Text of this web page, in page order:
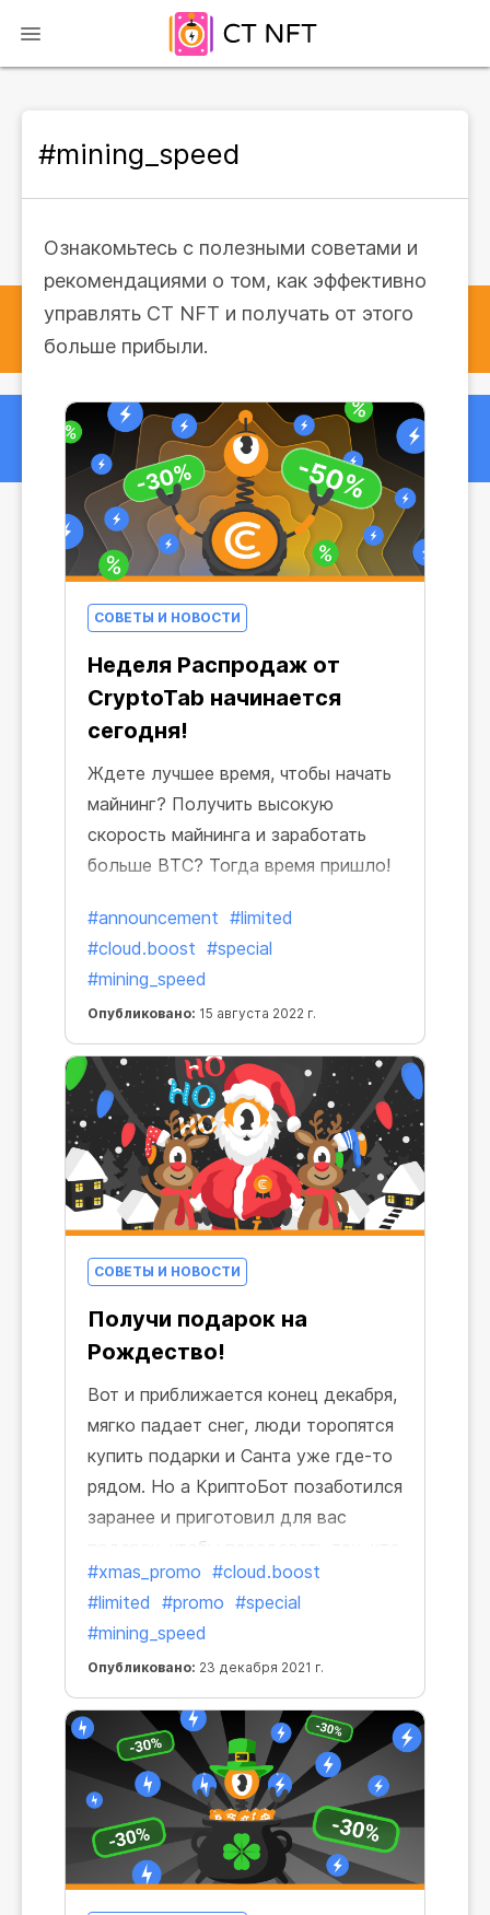
#mining_speed
Ознакомьтесь с полезными советами и
рекомендациями о том, как эффективно
управлять CT NFT и получать от этого
больше прибыли.
СОВЕТЫ И НОВОСТИ
Неделя Распродаж от
CryptoTab начинается
сегодня!
Ждете лучшее время, чтобы начать
майнинг? Получить высокую
скорость майнинга и заработать
больше BTC? Тогда время пришло!
#announcement #limited
#cloud.boost #special
#mining_speed
Опубликовано: 15 августа 2022 г.
СОВЕТЫ И НОВОСТИ
Получи подарок на
Рождество!
Вот и приближается конец декабря,
мягко падает снег, люди торопятся
купить подарки и Санта уже где-то
рядом. Но а КриптоБот позаботился
заранее и приготовил для вас
подарок, чтобы порадовать тех, кто
майнил выгоднее, быстрее и лучше
всех в этом году!
#xmas_promo #cloud.boost
#limited #promo #special
#mining_speed
Опубликовано: 23 декабря 2021 г.